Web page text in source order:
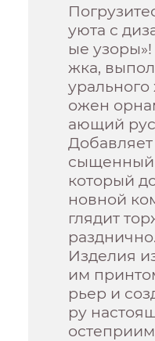
уюта с
ые
жка,
урального
ожен
ающий
сыщенный
который
новной
глядит
разднично.
Изделия
им
рьер и
ру